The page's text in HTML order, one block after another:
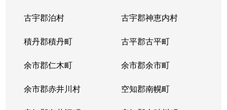
古宇郡泊村 古宇郡神恵内村
積丹郡積丹町 古平郡古平町
余市郡仁木町 余市郡余市町
余市郡赤井川村 空知郡南幌町